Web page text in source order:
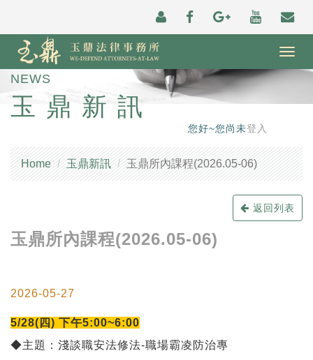
NEWS
玉鼎新訊
您好~您尚未登入
Home 玉鼎新訊 玉鼎所內課程(2026.05-06)
返回列表
玉鼎所內課程(2026.05-06)
2026-05-27
5/28(四) 下午5:00~6:00
◆主題：淺談職安法修法-職場霸凌防治專